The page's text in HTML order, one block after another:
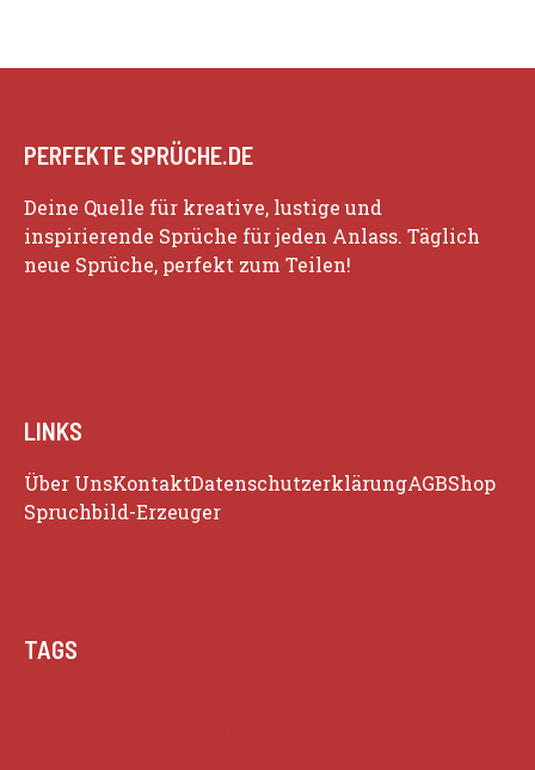
PERFEKTE SPRÜCHE.DE
Deine Quelle für kreative, lustige und
inspirierende Sprüche für jeden Anlass. Täglich
neue Sprüche, perfekt zum Teilen!
LINKS
Über UnsKontaktDatenschutzerklärungAGBShop
Spruchbild-Erzeuger
TAGS